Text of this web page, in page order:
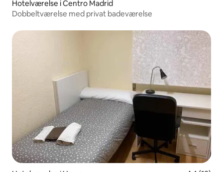
Hotelværelse i Centro Madrid
Dobbeltværelse med privat badeværelse